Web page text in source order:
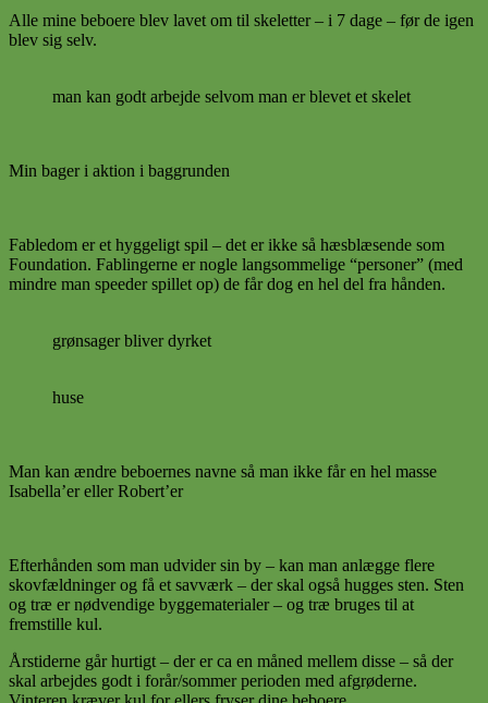
Alle mine beboere blev lavet om til skeletter – i 7 dage – før de igen
blev sig selv.
man kan godt arbejde selvom man er blevet et skelet
Min bager i aktion i baggrunden
Fabledom er et hyggeligt spil – det er ikke så hæsblæsende som
Foundation. Fablingerne er nogle langsommelige “personer” (med
mindre man speeder spillet op) de får dog en hel del fra hånden.
grønsager bliver dyrket
huse
Man kan ændre beboernes navne så man ikke får en hel masse
Isabella’er eller Robert’er
Efterhånden som man udvider sin by – kan man anlægge flere
skovfældninger og få et savværk – der skal også hugges sten. Sten
og træ er nødvendige byggematerialer – og træ bruges til at
fremstille kul.
Årstiderne går hurtigt – der er ca en måned mellem disse – så der
skal arbejdes godt i forår/sommer perioden med afgrøderne.